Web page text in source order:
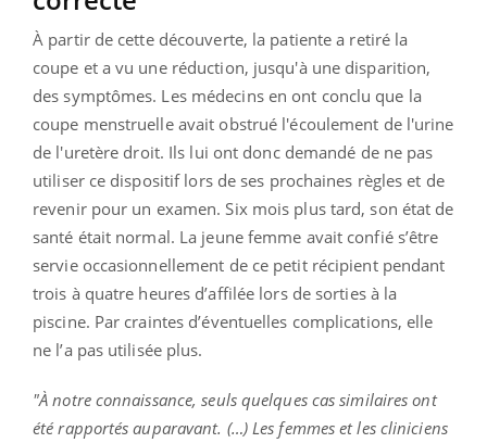
À partir de cette découverte, la patiente a retiré la
coupe et a vu une réduction, jusqu'à une disparition,
des symptômes. Les médecins en ont conclu que la
coupe menstruelle avait obstrué l'écoulement de l'urine
de l'uretère droit. Ils lui ont donc demandé de ne pas
utiliser ce dispositif lors de ses prochaines règles et de
revenir pour un examen. Six mois plus tard, son état de
santé était normal. La jeune femme avait confié s’être
servie occasionnellement de ce petit récipient pendant
trois à quatre heures d’affilée lors de sorties à la
piscine. Par craintes d’éventuelles complications, elle
ne l’a pas utilisée plus.
"À notre connaissance, seuls quelques cas similaires ont
été rapportés auparavant. (…) Les femmes et les cliniciens